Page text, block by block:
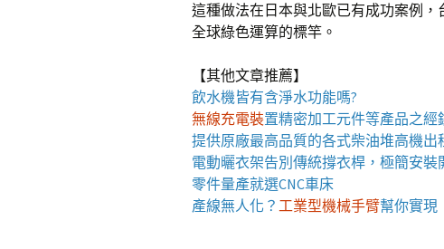
這種做法在日本與北歐已有成功案例
全球綠色運算的標竿。
【其他文章推薦】
飲水機皆有含淨水功能嗎?
無線充電裝置精密加工元件等產品之經
提供原廠最高品質的各式柴油堆高機出
電動曬衣架告別傳統撐衣桿，極簡安裝
零件量產就選CNC車床
產線無人化？ 工業型機械手臂幫你實現